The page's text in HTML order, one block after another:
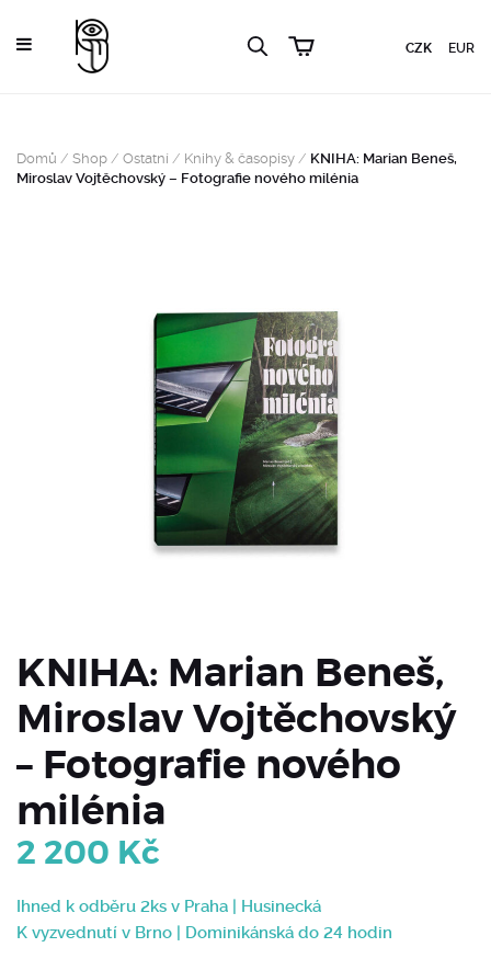
CZK EUR
Domů / Shop / Ostatní / Knihy & časopisy / KNIHA: Marian Beneš,
Miroslav Vojtěchovský – Fotografie nového milénia
KNIHA: Marian Beneš,
Miroslav Vojtěchovský
– Fotografie nového
milénia
2 200 Kč
Ihned k odběru 2ks v Praha | Husinecká
K vyzvednutí v Brno | Dominikánská do 24 hodin